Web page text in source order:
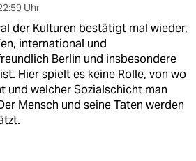
Uhr
der Kulturen bestätigt mal wieder,
international und
Berlin und insbesondere
Hier spielt es keine Rolle, von wo
und welcher Sozialschicht man
Mensch und seine Taten werden